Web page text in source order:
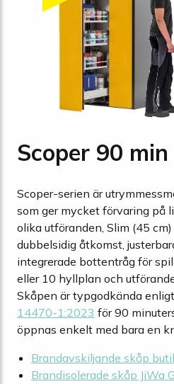
Scoper 90 min
Scoper-serien är
som ger mycket förvaring på
olika utföranden, Slim (45
dubbelsidig åtkomst,
integrerade bottentråg för
eller 10 hyllplan och
Skåpen är typgodkända
14470-1:2023 för 90
öppnas enkelt med bara en
Brandavskiljande skåp
Brandisolerade skåp JiWa G